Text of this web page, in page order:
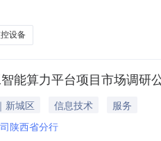
序专项整治安装视频监控设备37
应
设备
能算力平台项目市场调研
新城区 信息技术
服务
陕西省分行